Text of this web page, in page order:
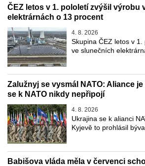
ČEZ letos v 1. pololetí zvýšil výrobu
elektrárnách o 13 procent
4. 8. 2026
Skupina ČEZ letos v
ve slunečních
Zalužnyj se vysmál NATO: Aliance
se k NATO nikdy nepřipojí
4. 8. 2026
Ukrajina se k alianci
Kyjevě to prohlásil
Babišova vláda měla v červenci